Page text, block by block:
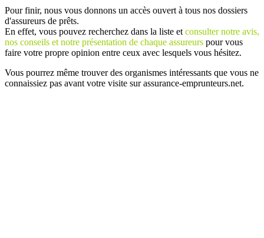
Pour finir, nous vous donnons un accès ouvert à tous nos dossiers
d'assureurs de prêts.
En effet, vous pouvez recherchez dans la liste et consulter notre avis,
nos conseils et notre présentation de chaque assureurs pour vous
faire votre propre opinion entre ceux avec lesquels vous hésitez.
Vous pourrez même trouver des organismes intéressants que vous ne
connaissiez pas avant votre visite sur assurance-emprunteurs.net.